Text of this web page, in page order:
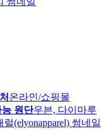
온라인/쇼핑몰
원단우븐, 다이마루